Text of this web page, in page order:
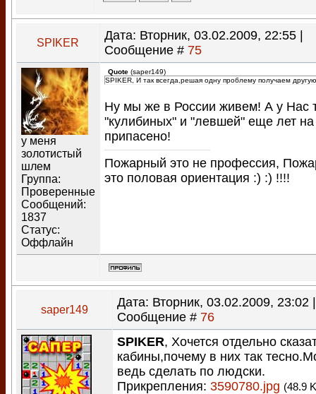
SPIKER
Дата: Вторник, 03.02.2009, 22:55 |
Сообщение # 75
у меня
золотистый
шлем
Группа:
Проверенные
Сообщений:
1837
Статус:
Оффлайн
Quote (saper149)
SPIKER, И так всегда,решая одну проблему получаем
Ну мы же в России живем! А у Нас
"кулибиных" и "левшей" еще лет на
припасено!
Пожарный это не профессия,
это половая ориентация :) :) !!!!
saper149
Дата: Вторник, 03.02.2009, 23:02 |
Сообщение # 76
SPIKER, Хочется отдельно
кабины,почему в них так
ведь сделать по людски.
Прикрепления: 3590780.jpg (48.9